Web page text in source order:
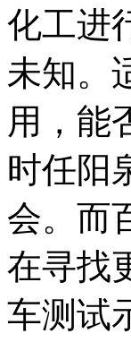
化工进
未知。
用，能
时任阳
会。而
在寻找
车测试